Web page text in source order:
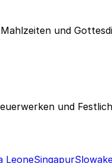
und
und
LeoneSingapur